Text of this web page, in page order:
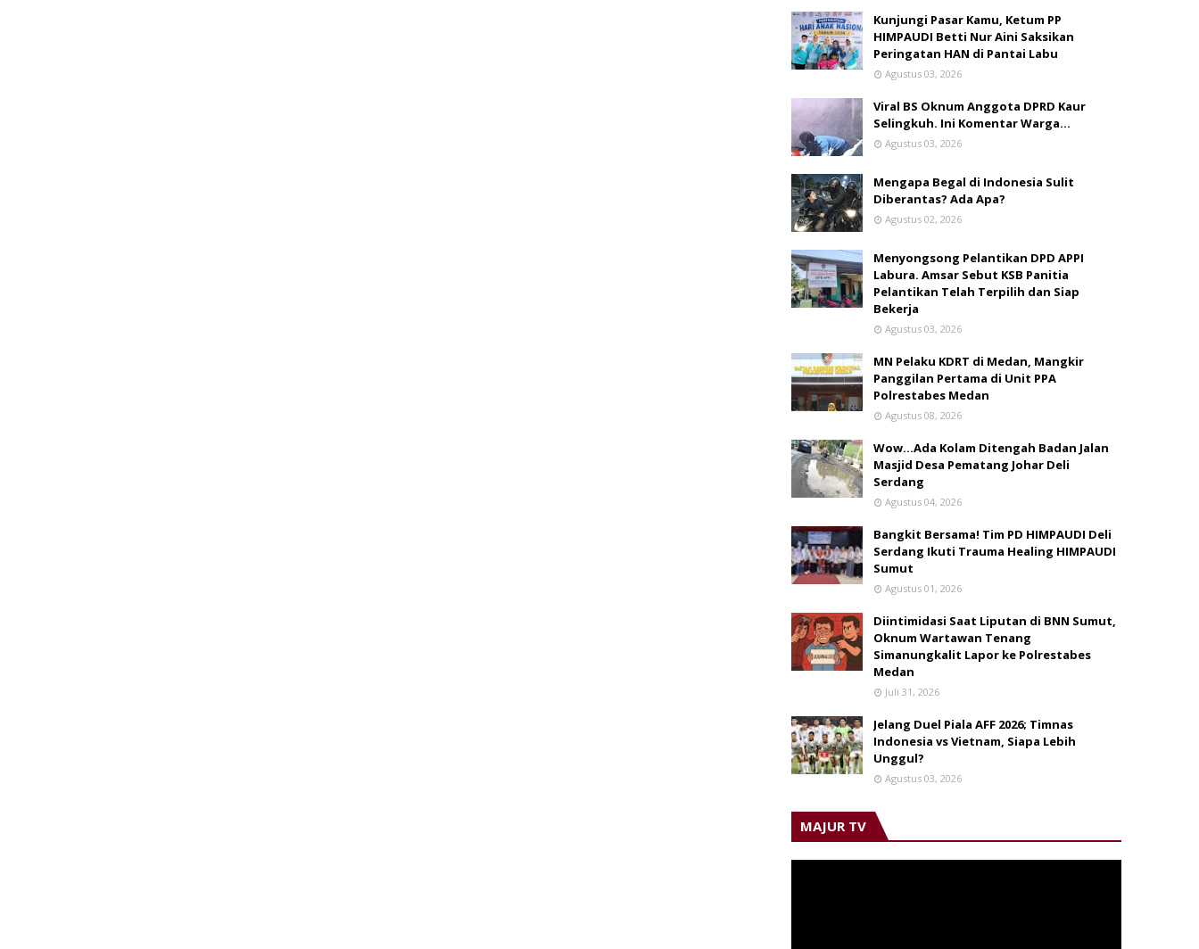
Kunjungi Pasar Kamu, Ketum PP
HIMPAUDI Betti Nur Aini Saksikan
Peringatan HAN di Pantai Labu
Agustus 03, 2026
Viral BS Oknum Anggota DPRD Kaur
Selingkuh. Ini Komentar Warga…
Agustus 03, 2026
Mengapa Begal di Indonesia Sulit
Diberantas? Ada Apa?
Agustus 02, 2026
Menyongsong Pelantikan DPD APPI
Labura. Amsar Sebut KSB Panitia
Pelantikan Telah Terpilih dan Siap
Bekerja
Agustus 03, 2026
MN Pelaku KDRT di Medan, Mangkir
Panggilan Pertama di Unit PPA
Polrestabes Medan
Agustus 08, 2026
Wow...Ada Kolam Ditengah Badan Jalan
Masjid Desa Pematang Johar Deli
Serdang
Agustus 04, 2026
Bangkit Bersama! Tim PD HIMPAUDI Deli
Serdang Ikuti Trauma Healing HIMPAUDI
Sumut
Agustus 01, 2026
Diintimidasi Saat Liputan di BNN Sumut,
Oknum Wartawan Tenang
Simanungkalit Lapor ke Polrestabes
Medan
Juli 31, 2026
Jelang Duel Piala AFF 2026; Timnas
Indonesia vs Vietnam, Siapa Lebih
Unggul?
Agustus 03, 2026
MAJUR TV